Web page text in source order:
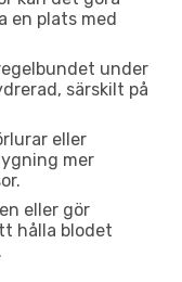
en plats med
under
särskilt på
eller
mer
eller gör
hålla blodet